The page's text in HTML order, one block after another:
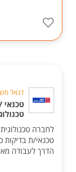
דנאל
טכנאי
לחברה
טכנאי/ת
הדרך לעבודה